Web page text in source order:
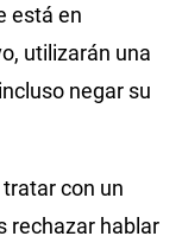
está en
utilizarán una
negar su
con un
rechazar hablar